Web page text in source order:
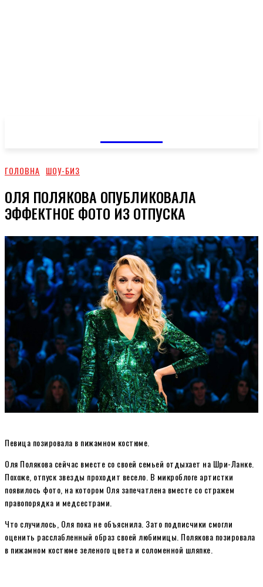
ГОЛОВНА ШОУ-БИЗ
ОЛЯ ПОЛЯКОВА ОПУБЛИКОВАЛА
ЭФФЕКТНОЕ ФОТО ИЗ ОТПУСКА
Певица позировала в пижамном костюме.
Оля Полякова сейчас вместе со своей семьей отдыхает на Шри-Ланке.
Похоже, отпуск звезды проходит весело. В микроблоге артистки
появилось фото, на котором Оля запечатлена вместе со стражем
правопорядка и медсестрами.
Что случилось, Оля пока не объяснила. Зато подписчики смогли
оценить расслабленный образ своей любимицы. Полякова позировала
в пижамном костюме зеленого цвета и соломенной шляпке.